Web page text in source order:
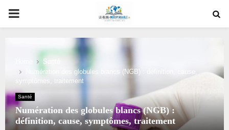
PRIMARY
Santé
Numération des globules blancs (NGB) : définition, cause,
symptômes, traitement
Santé
Numération des globules blancs (NGB) :
définition, cause, symptômes, traitement